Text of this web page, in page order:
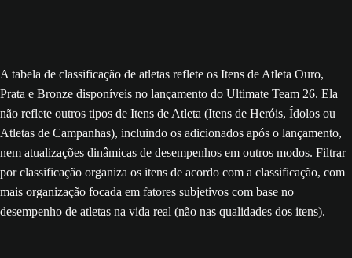
A tabela de classificação de atletas reflete os Itens de Atleta Ouro,
Prata e Bronze disponíveis no lançamento do Ultimate Team 26. Ela
não reflete outros tipos de Itens de Atleta (Itens de Heróis, Ídolos ou
Atletas de Campanhas), incluindo os adicionados após o lançamento,
nem atualizações dinâmicas de desempenhos em outros modos. Filtrar
por classificação organiza os itens de acordo com a classificação, com
mais organização focada em fatores subjetivos com base no
desempenho de atletas na vida real (não nas qualidades dos itens).